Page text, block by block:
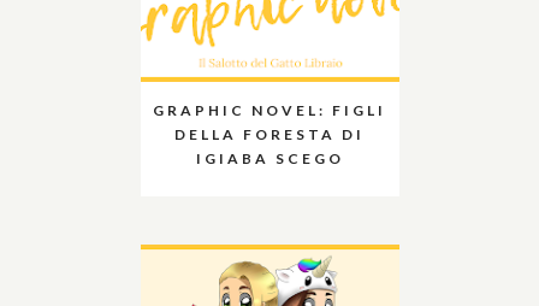
GRAPHIC NOVEL: FIGLI
DELLA FORESTA DI
IGIABA SCEGO